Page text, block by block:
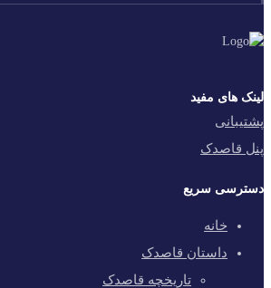
لینک های مفید
پشتیبانی
پنل قاصدک
دسترسی سریع
خانه
داستان قاصدک
تاریخچه قاصدک